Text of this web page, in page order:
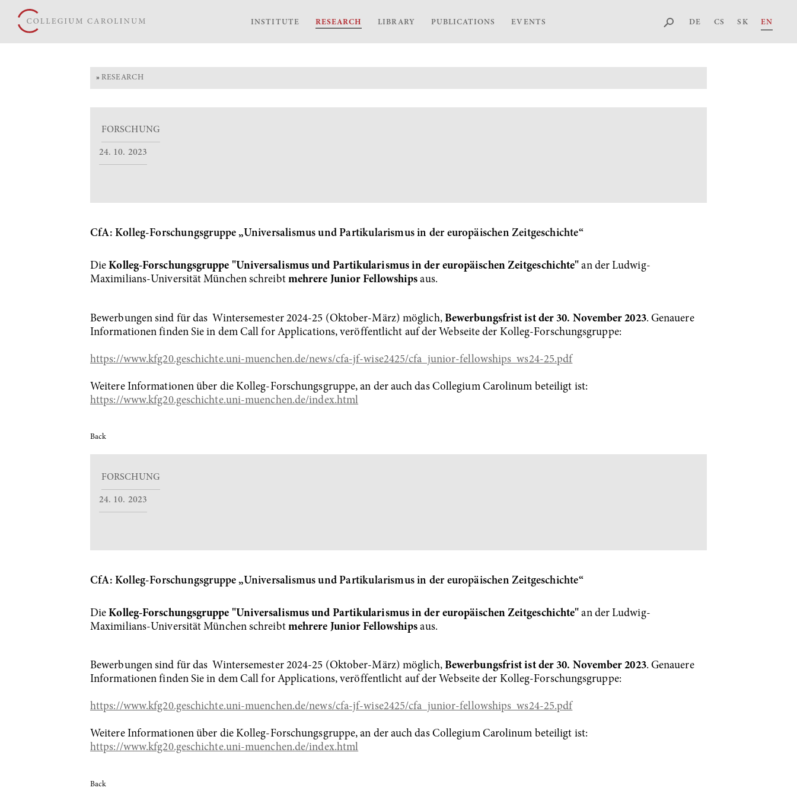
INSTITUTE RESEARCH LIBRARY PUBLICATIONS EVENTS DE CS SK EN
» RESEARCH
FORSCHUNG
24. 10. 2023
CfA: Kolleg-Forschungsgruppe „Universalismus und Partikularismus in der europäischen Zeitgeschichte“
DieKolleg-Forschungsgruppe "Universalismus und Partikularismus in der europäischen Zeitgeschichte" an der Ludwig-
Maximilians-Universität München schreibt mehrere Junior Fellowships aus.
Bewerbungen sind für das Wintersemester 2024-25 (Oktober-März) möglich, Bewerbungsfrist ist der 30. November 2023. Genauere
Informationen finden Sie in dem Call for Applications, veröffentlicht auf der Webseite der Kolleg-Forschungsgruppe:
https://www.kfg20.geschichte.uni-muenchen.de/news/cfa-jf-wise2425/cfa_junior-fellowships_ws24-25.pdf
Weitere Informationen über die Kolleg-Forschungsgruppe, an der auch das Collegium Carolinum beteiligt ist:
https://www.kfg20.geschichte.uni-muenchen.de/index.html
Back
FORSCHUNG
24. 10. 2023
CfA: Kolleg-Forschungsgruppe „Universalismus und Partikularismus in der europäischen Zeitgeschichte“
DieKolleg-Forschungsgruppe "Universalismus und Partikularismus in der europäischen Zeitgeschichte" an der Ludwig-
Maximilians-Universität München schreibt mehrere Junior Fellowships aus.
Bewerbungen sind für das Wintersemester 2024-25 (Oktober-März) möglich, Bewerbungsfrist ist der 30. November 2023. Genauere
Informationen finden Sie in dem Call for Applications, veröffentlicht auf der Webseite der Kolleg-Forschungsgruppe:
https://www.kfg20.geschichte.uni-muenchen.de/news/cfa-jf-wise2425/cfa_junior-fellowships_ws24-25.pdf
Weitere Informationen über die Kolleg-Forschungsgruppe, an der auch das Collegium Carolinum beteiligt ist:
https://www.kfg20.geschichte.uni-muenchen.de/index.html
Back